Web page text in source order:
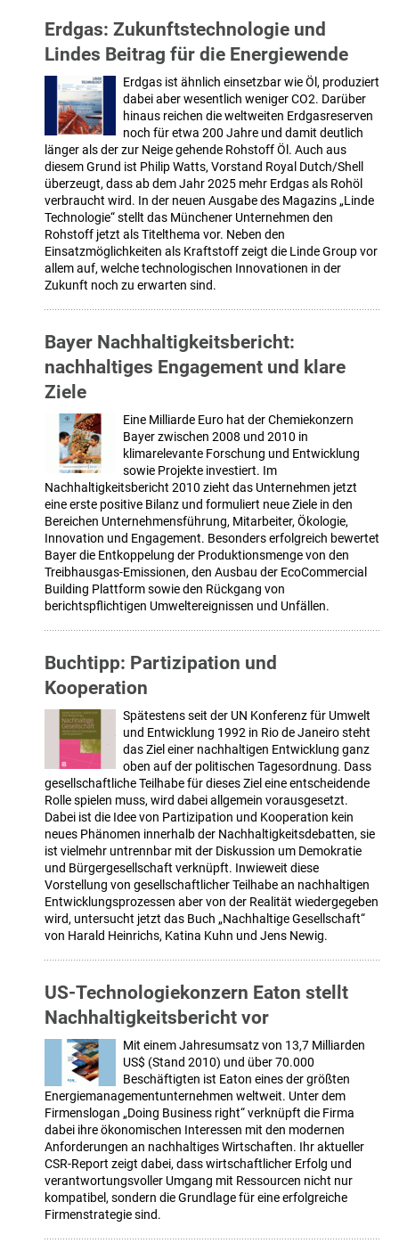
Erdgas: Zukunftstechnologie und
Lindes Beitrag für die Energiewende
Erdgas ist ähnlich einsetzbar wie Öl, produziert
dabei aber wesentlich weniger CO2. Darüber
hinaus reichen die weltweiten Erdgasreserven
noch für etwa 200 Jahre und damit deutlich
länger als der zur Neige gehende Rohstoff Öl. Auch aus
diesem Grund ist Philip Watts, Vorstand Royal Dutch/Shell
überzeugt, dass ab dem Jahr 2025 mehr Erdgas als Rohöl
verbraucht wird. In der neuen Ausgabe des Magazins „Linde
Technologie“ stellt das Münchener Unternehmen den
Rohstoff jetzt als Titelthema vor. Neben den
Einsatzmöglichkeiten als Kraftstoff zeigt die Linde Group vor
allem auf, welche technologischen Innovationen in der
Zukunft noch zu erwarten sind.
Bayer Nachhaltigkeitsbericht:
nachhaltiges Engagement und klare
Ziele
Eine Milliarde Euro hat der Chemiekonzern
Bayer zwischen 2008 und 2010 in
klimarelevante Forschung und Entwicklung
sowie Projekte investiert. Im
Nachhaltigkeitsbericht 2010 zieht das Unternehmen jetzt
eine erste positive Bilanz und formuliert neue Ziele in den
Bereichen Unternehmensführung, Mitarbeiter, Ökologie,
Innovation und Engagement. Besonders erfolgreich bewertet
Bayer die Entkoppelung der Produktionsmenge von den
Treibhausgas-Emissionen, den Ausbau der EcoCommercial
Building Plattform sowie den Rückgang von
berichtspflichtigen Umweltereignissen und Unfällen.
Buchtipp: Partizipation und
Kooperation
Spätestens seit der UN Konferenz für Umwelt
und Entwicklung 1992 in Rio de Janeiro steht
das Ziel einer nachhaltigen Entwicklung ganz
oben auf der politischen Tagesordnung. Dass
gesellschaftliche Teilhabe für dieses Ziel eine entscheidende
Rolle spielen muss, wird dabei allgemein vorausgesetzt.
Dabei ist die Idee von Partizipation und Kooperation kein
neues Phänomen innerhalb der Nachhaltigkeitsdebatten, sie
ist vielmehr untrennbar mit der Diskussion um Demokratie
und Bürgergesellschaft verknüpft. Inwieweit diese
Vorstellung von gesellschaftlicher Teilhabe an nachhaltigen
Entwicklungsprozessen aber von der Realität wiedergegeben
wird, untersucht jetzt das Buch „Nachhaltige Gesellschaft“
von Harald Heinrichs, Katina Kuhn und Jens Newig.
US-Technologiekonzern Eaton stellt
Nachhaltigkeitsbericht vor
Mit einem Jahresumsatz von 13,7 Milliarden
US$ (Stand 2010) und über 70.000
Beschäftigten ist Eaton eines der größten
Energiemanagementunternehmen weltweit. Unter dem
Firmenslogan „Doing Business right“ verknüpft die Firma
dabei ihre ökonomischen Interessen mit den modernen
Anforderungen an nachhaltiges Wirtschaften. Ihr aktueller
CSR-Report zeigt dabei, dass wirtschaftlicher Erfolg und
verantwortungsvoller Umgang mit Ressourcen nicht nur
kompatibel, sondern die Grundlage für eine erfolgreiche
Firmenstrategie sind.